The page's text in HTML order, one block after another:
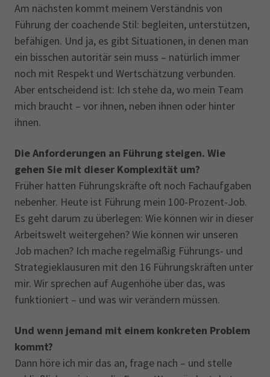
Am nächsten kommt meinem Verständnis von
Führung der coachende Stil: begleiten, unterstützen,
befähigen. Und ja, es gibt Situationen, in denen man
ein bisschen autoritär sein muss – natürlich immer
noch mit Respekt und Wertschätzung verbunden.
Aber entscheidend ist: Ich stehe da, wo mein Team
mich braucht – vor ihnen, neben ihnen oder hinter
ihnen.
Die Anforderungen an Führung steigen. Wie
gehen Sie mit dieser Komplexität um?
Früher hatten Führungskräfte oft noch Fachaufgaben
nebenher. Heute ist Führung mein 100-Prozent-Job.
Es geht darum zu überlegen: Wie können wir in dieser
Arbeitswelt weitergehen? Wie können wir unseren
Job machen? Ich mache regelmäßig Führungs- und
Strategieklausuren mit den 16 Führungskräften unter
mir. Wir sprechen auf Augenhöhe über das, was
funktioniert – und was wir verändern müssen.
Und wenn jemand mit einem konkreten Problem
kommt?
Dann höre ich mir das an, frage nach – und stelle